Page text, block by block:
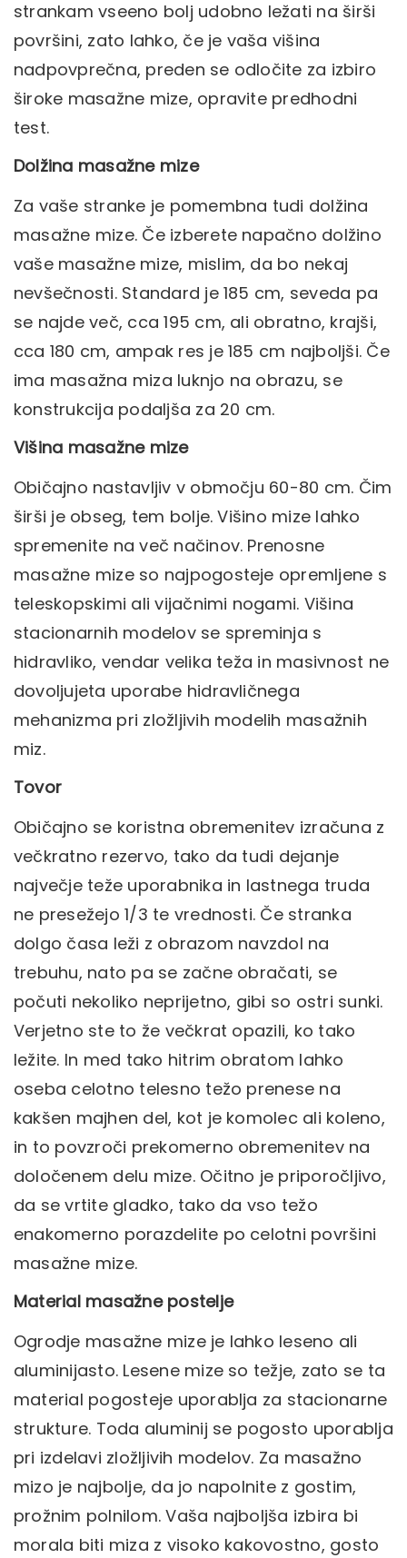
strankam vseeno bolj udobno ležati na širši
površini, zato lahko, če je vaša višina
nadpovprečna, preden se odločite za izbiro
široke masažne mize, opravite predhodni
test.
Dolžina masažne mize
Za vaše stranke je pomembna tudi dolžina
masažne mize. Če izberete napačno dolžino
vaše masažne mize, mislim, da bo nekaj
nevšečnosti. Standard je 185 cm, seveda pa
se najde več, cca 195 cm, ali obratno, krajši,
cca 180 cm, ampak res je 185 cm najboljši. Če
ima masažna miza luknjo na obrazu, se
konstrukcija podaljša za 20 cm.
Višina masažne mize
Običajno nastavljiv v območju 60-80 cm. Čim
širši je obseg, tem bolje. Višino mize lahko
spremenite na več načinov. Prenosne
masažne mize so najpogosteje opremljene s
teleskopskimi ali vijačnimi nogami. Višina
stacionarnih modelov se spreminja s
hidravliko, vendar velika teža in masivnost ne
dovoljujeta uporabe hidravličnega
mehanizma pri zložljivih modelih masažnih
miz.
Tovor
Običajno se koristna obremenitev izračuna z
večkratno rezervo, tako da tudi dejanje
največje teže uporabnika in lastnega truda
ne presežejo 1/3 te vrednosti. Če stranka
dolgo časa leži z obrazom navzdol na
trebuhu, nato pa se začne obračati, se
počuti nekoliko neprijetno, gibi so ostri sunki.
Verjetno ste to že večkrat opazili, ko tako
ležite. In med tako hitrim obratom lahko
oseba celotno telesno težo prenese na
kakšen majhen del, kot je komolec ali koleno,
in to povzroči prekomerno obremenitev na
določenem delu mize. Očitno je priporočljivo,
da se vrtite gladko, tako da vso težo
enakomerno porazdelite po celotni površini
masažne mize.
Material masažne postelje
Ogrodje masažne mize je lahko leseno ali
aluminijasto. Lesene mize so težje, zato se ta
material pogosteje uporablja za stacionarne
strukture. Toda aluminij se pogosto uporablja
pri izdelavi zložljivih modelov. Za masažno
mizo je najbolje, da jo napolnite z gostim,
prožnim polnilom. Vaša najboljša izbira bi
morala biti miza z visoko kakovostno, gosto